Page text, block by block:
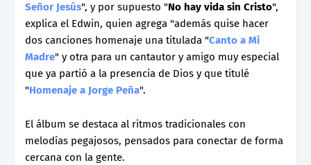
Señor Jesús", y por supuesto "No hay vida sin Cristo",
explica el Edwin, quien agrega "además quise hacer
dos canciones homenaje una titulada "Canto a Mi
Madre" y otra para un cantautor y amigo muy especial
que ya partió a la presencia de Dios y que titulé
"Homenaje a Jorge Peña".
El álbum se destaca al ritmos tradicionales con
melodías pegajosos, pensados para conectar de forma
cercana con la gente.